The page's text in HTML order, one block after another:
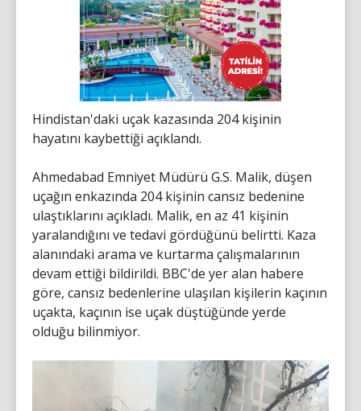
Hindistan'daki uçak kazasında 204 kişinin
hayatını kaybettiği açıklandı.
Ahmedabad Emniyet Müdürü G.S. Malik, düşen
uçağın enkazında 204 kişinin cansız bedenine
ulaştıklarını açıkladı. Malik, en az 41 kişinin
yaralandığını ve tedavi gördüğünü belirtti. Kaza
alanındaki arama ve kurtarma çalışmalarının
devam ettiği bildirildi. BBC'de yer alan habere
göre, cansız bedenlerine ulaşılan kişilerin kaçının
uçakta, kaçının ise uçak düştüğünde yerde
olduğu bilinmiyor.